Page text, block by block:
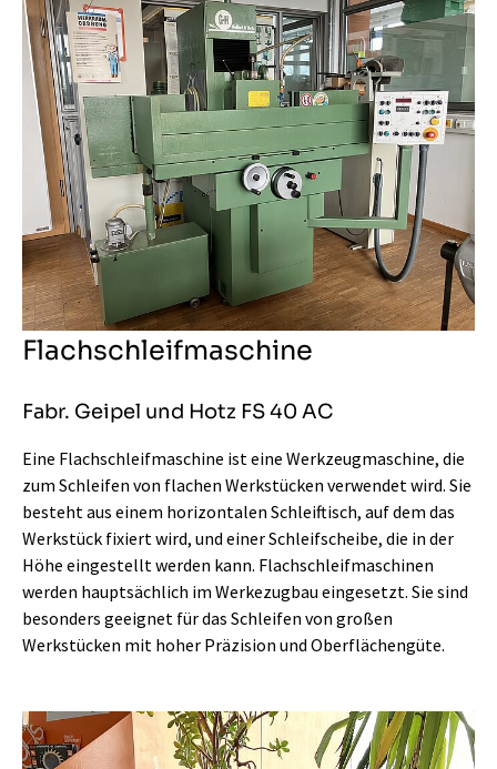
Flachschleifmaschine
Fabr. Geipel und Hotz FS 40 AC
Eine Flachschleifmaschine ist eine Werkzeugmaschine, die
zum Schleifen von flachen Werkstücken verwendet wird. Sie
besteht aus einem horizontalen Schleiftisch, auf dem das
Werkstück fixiert wird, und einer Schleifscheibe, die in der
Höhe eingestellt werden kann. Flachschleifmaschinen
werden hauptsächlich im Werkezugbau eingesetzt. Sie sind
besonders geeignet für das Schleifen von großen
Werkstücken mit hoher Präzision und Oberflächengüte.